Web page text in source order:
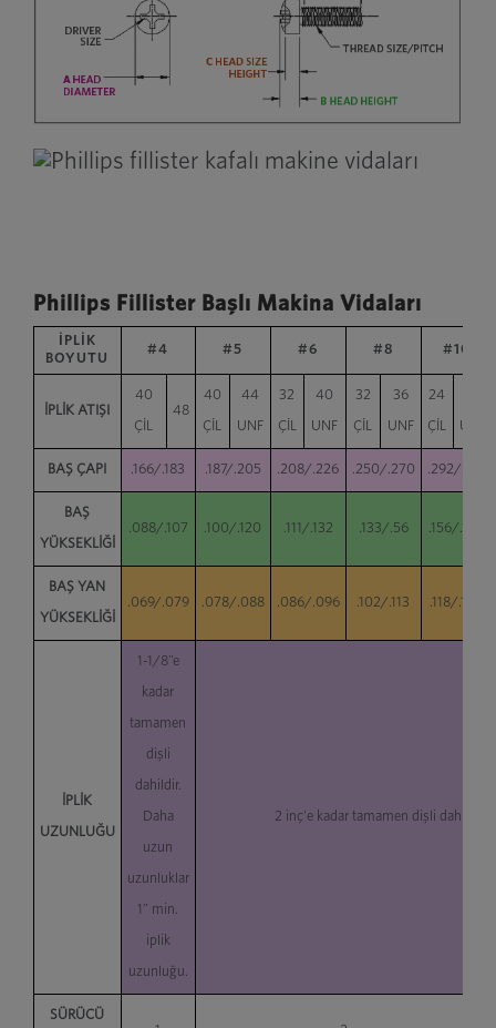
Phillips Fillister Başlı Makina Vidaları
İPLİK
BOYUTU
#4 #5 #6 #8 #10
İPLİK ATIŞI
40
ÇİL
48
40
ÇİL
44
UNF
32
ÇİL
40
UNF
32
ÇİL
36
UNF
24
ÇİL UNF
BAŞ ÇAPI .166/.183 .187/.205 .208/.226 .250/.270 .292/.313
BAŞ
YÜKSEKLİĞİ
.088/.107 .100/.120 .111/.132 .133/.56 .156/.180
BAŞ YAN
YÜKSEKLİĞİ
.069/.079 .078/.088 .086/.096 .102/.113 .118/.130
İPLİK
UZUNLUĞU
1-1/8”e
kadar
tamamen
dişli
dahildir.
Daha
uzun
uzunluklar
1” min.
iplik
uzunluğu.
2 inç'e kadar tamamen dişli dahildir.
SÜRÜCÜ